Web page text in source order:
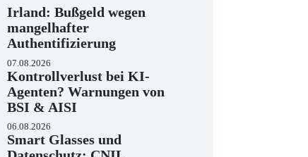
Irland: Bußgeld wegen
mangelhafter
Authentifizierung
07.08.2026
Kontrollverlust bei KI-
Agenten? Warnungen von
BSI & AISI
06.08.2026
Smart Glasses und